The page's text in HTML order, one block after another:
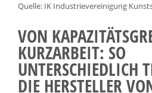
Quelle: IK Industrievereinigung
VON
KURZARBEIT: SO
UNTERSCHIEDLICH
DIE HERSTELLER